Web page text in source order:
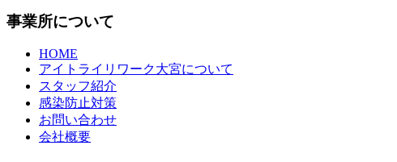
事業所について
HOME
アイトライリワーク大宮について
スタッフ紹介
感染防止対策
お問い合わせ
会社概要